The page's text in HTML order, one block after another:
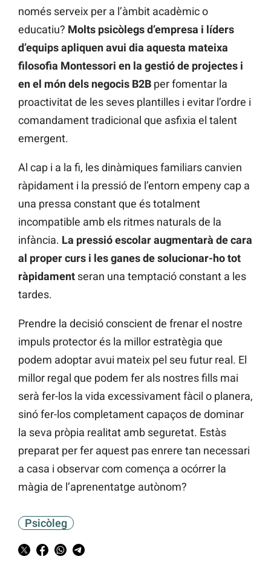
només serveix per a l’àmbit acadèmic o
educatiu? Molts psicòlegs d’empresa i líders
d’equips apliquen avui dia aquesta mateixa
filosofia Montessori en la gestió de projectes i
en el món dels negocis B2B per fomentar la
proactivitat de les seves plantilles i evitar l’ordre i
comandament tradicional que asfixia el talent
emergent.
Al cap i a la fi, les dinàmiques familiars canvien
ràpidament i la pressió de l’entorn empeny cap a
una pressa constant que és totalment
incompatible amb els ritmes naturals de la
infància. La pressió escolar augmentarà de cara
al proper curs i les ganes de solucionar-ho tot
ràpidament seran una temptació constant a les
tardes.
Prendre la decisió conscient de frenar el nostre
impuls protector és la millor estratègia que
podem adoptar avui mateix pel seu futur real. El
millor regal que podem fer als nostres fills mai
serà fer-los la vida excessivament fàcil o planera,
sinó fer-los completament capaços de dominar
la seva pròpia realitat amb seguretat. Estàs
preparat per fer aquest pas enrere tan necessari
a casa i observar com comença a ocórrer la
màgia de l’aprenentatge autònom?
Psicòleg